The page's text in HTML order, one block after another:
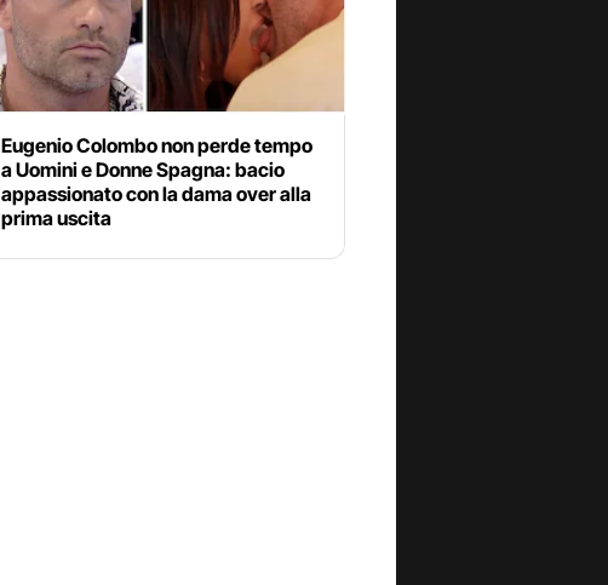
Eugenio Colombo non perde tempo
a Uomini e Donne Spagna: bacio
appassionato con la dama over alla
prima uscita